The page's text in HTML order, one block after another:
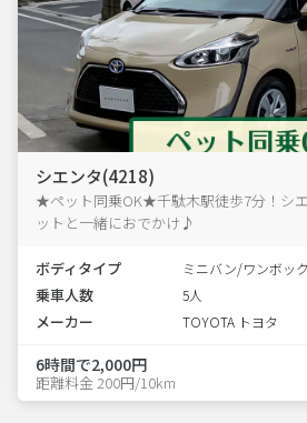
シエンタ(4218)
★ペット同乗OK★千駄木駅徒歩7分！シ
ットと一緒におでかけ♪
ボディタイプ ミニバン/ワンボッ
乗車人数 5人
メーカー TOYOTA トヨタ
6時間で2,000円
距離料金 200円/10km